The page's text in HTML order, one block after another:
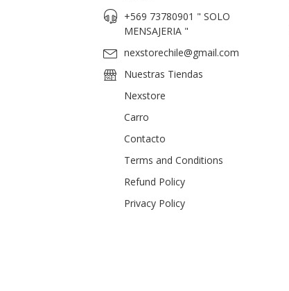
+569 73780901 " SOLO
MENSAJERIA "
nexstorechile@gmail.com
Nuestras Tiendas
Nexstore
Carro
Contacto
Terms and Conditions
Refund Policy
Privacy Policy